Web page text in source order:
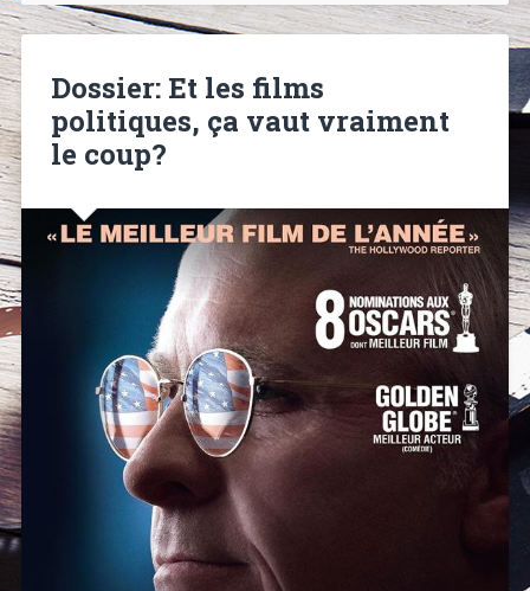
Dossier: Et les films
politiques, ça vaut vraiment
le coup?